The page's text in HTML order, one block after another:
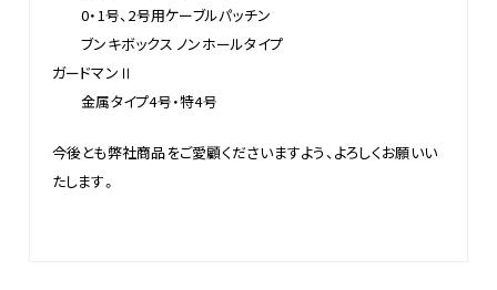
0・1号、2号用ケーブルパッチン
ブンキボックス ノンホールタイプ
ガードマンⅡ
金属タイプ4号・特4号
今後とも弊社商品をご愛顧くださいますよう、よろしくお願いい
たします。